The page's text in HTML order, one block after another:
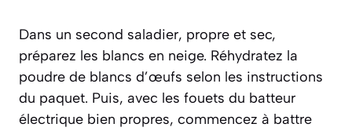
Dans un second saladier, propre et sec,
préparez les blancs en neige. Réhydratez la
poudre de blancs d’œufs selon les instructions
du paquet. Puis, avec les fouets du batteur
électrique bien propres, commencez à battre